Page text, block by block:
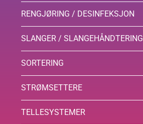
RENGJØRING / DESINFEKSJON
SLANGER / SLANGEHÅNDTERING
SORTERING
STRØMSETTERE
TELLESYSTEMER